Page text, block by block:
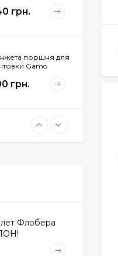
грн.
поршня для
Gamo
грн.
грн.
Флобера